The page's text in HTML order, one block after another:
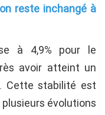
reste inchangé à
à 4,9% pour le
avoir atteint un
Cette stabilité est
évolutions